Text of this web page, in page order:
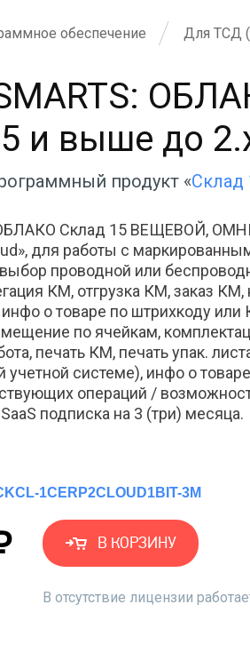
обеспечение Для ТСД
и выше до
продукт «
Склад 15 ВЕЩЕВОЙ,
для работы с
проводной или
КМ, отгрузка КМ, заказ
о товаре по штрихкоду
по ячейкам,
печать КМ, печать упак.
системе), инфо о
операций /
подписка на 3 (три) месяца.
1CERP2CLOUD1BIT-3M
В КОРЗИНУ
В отсутствие лицензии